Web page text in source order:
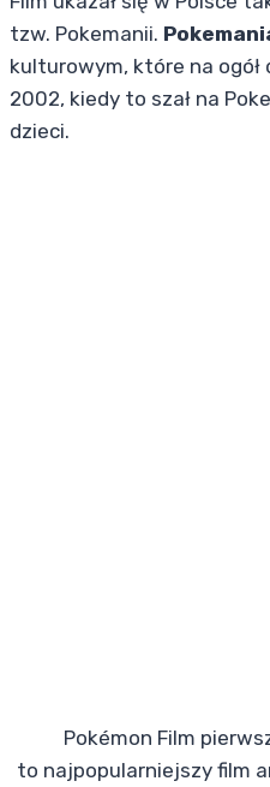
tzw. Pokemanii.
kulturowym, które na
2002, kiedy to szał na
dzieci.
Pokémon Film
to najpopularniejszy film